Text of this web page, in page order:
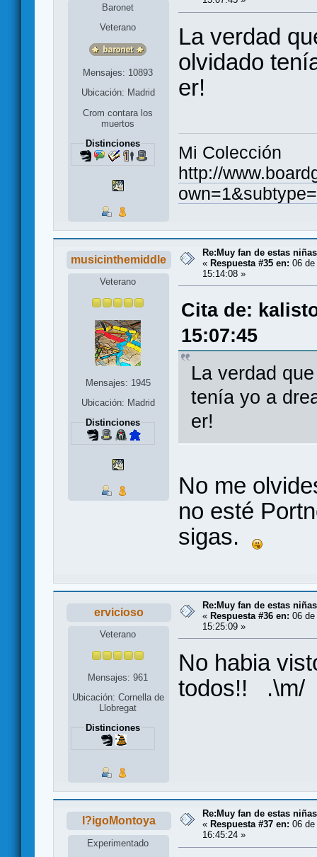
Baronet
Veterano
Mensajes: 10893
Ubicación: Madrid
Crom contara los
muertos
Distinciones
La verdad
olvidado
er!
Mi Colección
http://
musicinthemiddle
Veterano
Mensajes: 1945
Ubicación: Madrid
Distinciones
Re:Muy fan de estas
« Respuesta #35 en: 06
15:14:08 »
Cita de:
15:07:45
La verdad
tenía yo a
er!
No me
no esté
sigas.
ervicioso
Veterano
Mensajes: 961
Ubicación: Cornella de
Llobregat
Distinciones
Re:Muy fan de estas
« Respuesta #36 en: 06
15:25:09 »
No habia
todos!! .\m/
I?igoMontoya
Experimentado
Re:Muy fan de estas
« Respuesta #37 en: 06
16:45:24 »